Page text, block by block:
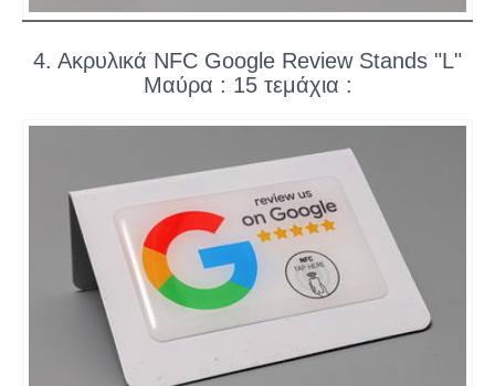
4. Ακρυλικά NFC Google Review Stands "L"
Μαύρα : 15 τεμάχια :